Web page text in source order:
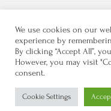
Datenschutz
We use cookies on our
experience by
By clicking “Accept All”,
However, you may visit
consent.
Cookie Settings